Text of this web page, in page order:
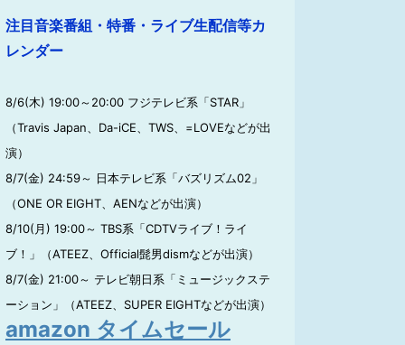
注目音楽番組・特番・ライブ生配信等カ
レンダー
8/6(木) 19:00～20:00 フジテレビ系「STAR」
（Travis Japan、Da-iCE、TWS、=LOVEなどが出
演）
8/7(金) 24:59～ 日本テレビ系「バズリズム02」
（ONE OR EIGHT、AENなどが出演）
8/10(月) 19:00～ TBS系「CDTVライブ！ライ
ブ！」（ATEEZ、Official髭男dismなどが出演）
8/7(金) 21:00～ テレビ朝日系「ミュージックステ
ーション」（ATEEZ、SUPER EIGHTなどが出演）
amazon タイムセール